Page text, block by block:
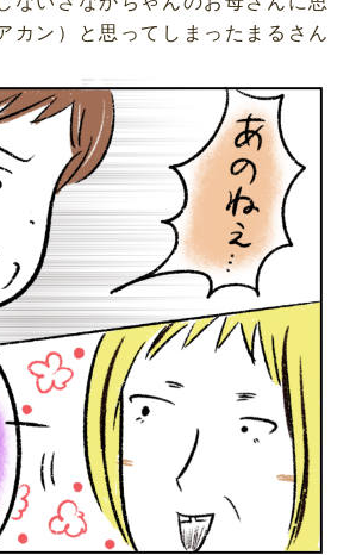
カン）と思ってしまったまるさん